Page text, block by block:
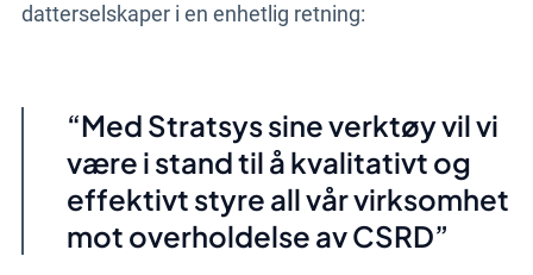
datterselskaper i en enhetlig retning:
Med Stratsys sine verktøy vil vi
være i stand til å kvalitativt og
effektivt styre all vår virksomhet
mot overholdelse av CSRD